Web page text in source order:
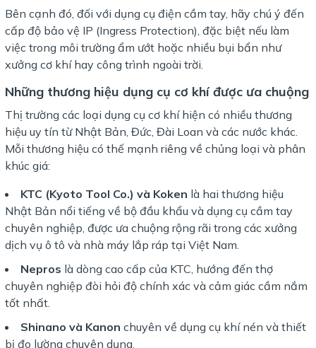
Bên cạnh đó, đối với dụng cụ điện cầm tay, hãy chú ý đến
cấp độ bảo vệ IP (Ingress Protection), đặc biệt nếu làm
việc trong môi trường ẩm ướt hoặc nhiều bụi bẩn như
xưởng cơ khí hay công trình ngoài trời.
Những thương hiệu dụng cụ cơ khí được ưa chuộng
Thị trường các loại dụng cụ cơ khí hiện có nhiều thương
hiệu uy tín từ Nhật Bản, Đức, Đài Loan và các nước khác.
Mỗi thương hiệu có thế mạnh riêng về chủng loại và phân
khúc giá:
KTC (Kyoto Tool Co.) và Koken là hai thương hiệu
Nhật Bản nổi tiếng về bộ đầu khẩu và dụng cụ cầm tay
chuyên nghiệp, được ưa chuộng rộng rãi trong các xưởng
dịch vụ ô tô và nhà máy lắp ráp tại Việt Nam.
Nepros là dòng cao cấp của KTC, hướng đến thợ
chuyên nghiệp đòi hỏi độ chính xác và cảm giác cầm nắm
tốt nhất.
Shinano và Kanon chuyên về dụng cụ khí nén và thiết
bị đo lường chuyên dụng.